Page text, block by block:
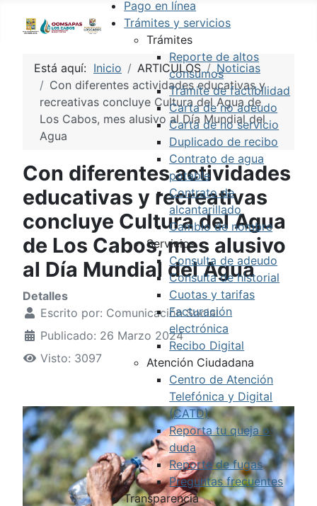
Pago en línea
Trámites y servicios
Trámites
Reporte de altos
consumos
Trámite de factibilidad
Carta de no adeudo
Carta de no servicio
Duplicado de recibo
Contrato de agua
potable
Contrato de
alcantarillado
Cambio de nombre
Servicios
Consulta de adeudo
Consulta de historial
Cuotas y tarifas
Facturación
electrónica
Recibo Digital
Atención Ciudadana
Centro de Atención
Telefónica y Digital
(CATD)
Reporta tu queja o
duda
Reporte de fugas
Preguntas frecuentes
Transparencia
Está aquí: Inicio ARTICULOS
Noticias
Con diferentes actividades educativas y
recreativas concluye Cultura del Agua de
Los Cabos, mes alusivo al Día Mundial del
Agua
Con diferentes actividades
educativas y recreativas
concluye Cultura del Agua
de Los Cabos, mes alusivo
al Día Mundial del Agua
Detalles
Escrito por: Comunicación Social
Publicado: 26 Marzo 2024
Visto: 3097